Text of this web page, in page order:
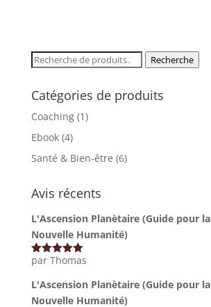
Recherche
Recherche
Catégories de produits
Coaching (1)
Ebook (4)
Santé & Bien-être (6)
Avis récents
L'Ascension Planètaire (Guide pour la
Nouvelle Humanité)
Note 5sur
par Thomas
L'Ascension Planètaire (Guide pour la
Nouvelle Humanité)